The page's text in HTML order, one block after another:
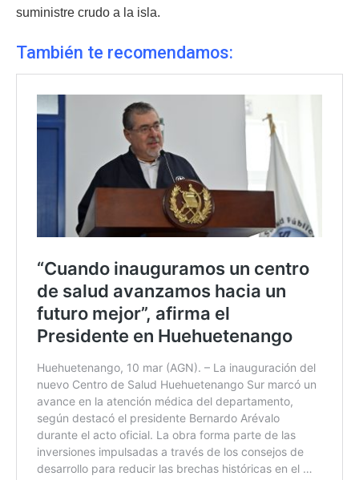
suministre crudo a la isla.
También te recomendamos: